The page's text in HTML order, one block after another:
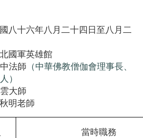
十六年八月二十四日至八月二
軍英雄館
法師 （中華佛教僧伽會理事長、
）
大師
明老師
當時職務